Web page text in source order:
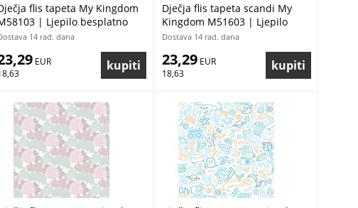
flis tapeta My Kingdom
| Ljepilo besplatno
14 rad. dana
EUR
Dječja flis tapeta scandi My
Kingdom M51603 | Ljepilo
besplatno
Dostava 14 rad. dana
23,29 EUR
18,63